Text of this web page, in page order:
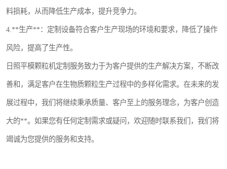
料损耗，从而降低生产成本，提升竞争力。
4.**生产**：定制设备符合客户生产现场的环境和要求，降低了操作
风险，提高了生产性。
日照平模颗粒机定制服务致力于为客户提供的生产解决方案，不断改
善和，满足客户在生物质颗粒生产过程中的多样化需求。在未来的发
展过程中，我们将继续秉承质量、客户至上的服务理念，为客户创造
大的**。如果您有任何定制需求或疑问，欢迎随时联系我们，我们将
竭诚为您提供的服务和支持。